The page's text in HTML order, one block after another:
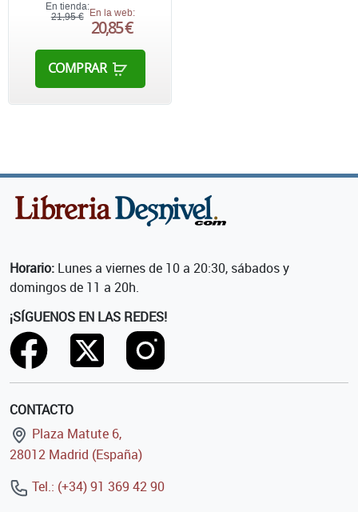
En tienda:
21,95 € En la web:
20,85 €
COMPRAR
Horario: Lunes a viernes de 10 a 20:30, sábados y
domingos de 11 a 20h.
¡SÍGUENOS EN LAS REDES!
CONTACTO
Plaza Matute 6,
28012 Madrid (España)
Tel.: (+34) 91 369 42 90